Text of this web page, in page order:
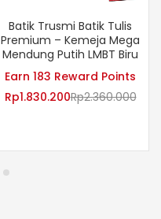
Batik Trusmi Batik Tulis
Premium – Kemeja Mega
Mendung Putih LMBT Biru
Earn 183 Reward Points
Rp1.830.200Rp2.360.000